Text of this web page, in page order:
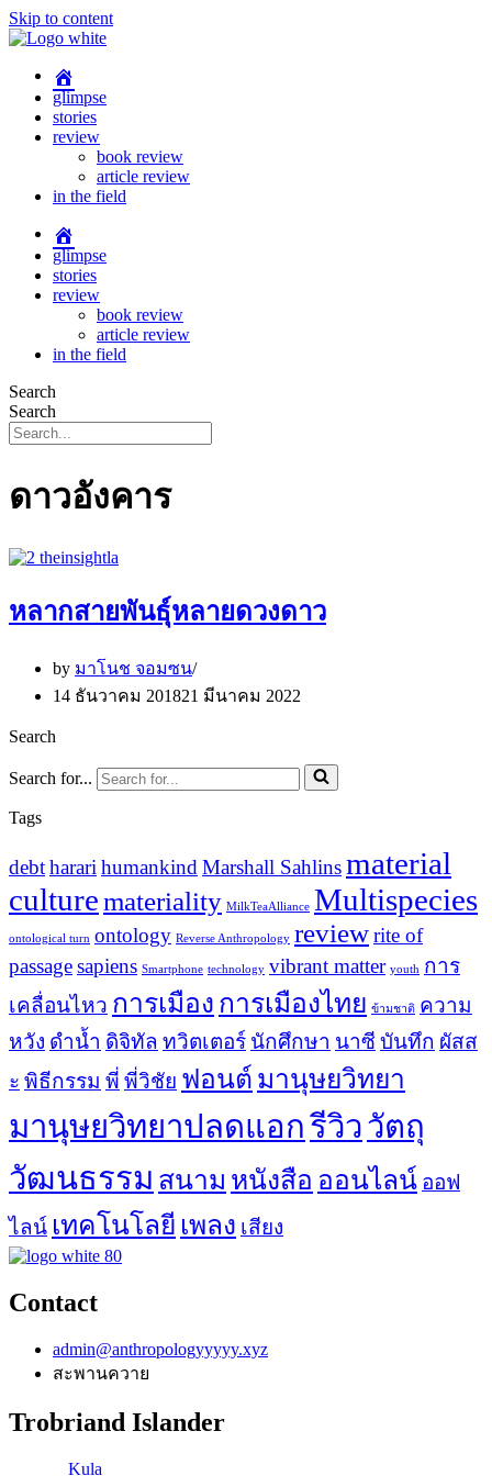
Skip to content
glimpse
stories
review
book review
article review
in the field
glimpse
stories
review
book review
article review
in the field
Search
Search
ดาวอังคาร
หลากสายพันธุ์หลายดวงดาว
by มาโนช จอมซน
14 ธันวาคม 201821 มีนาคม 2022
Search
Search for...
Tags
debtharari humankind Marshall Sahlinsmaterial
culturemateriality MilkTeaAlliance Multispecies
ontological turn ontology Reverse Anthropology reviewrite of
passagesapiens Smartphone technology vibrant matter youth การ
เคลื่อนไหว การเมือง การเมืองไทย ข้ามชาติ ความ
หวัง ดำน้ำ ดิจิทัล ทวิตเตอร์ นักศึกษา นาซี บันทึก ผัสส
ะ พิธีกรรม พี่ พี่วิชัย ฟอนต์ มานุษยวิทยา
มานุษยวิทยาปลดแอกรีวิววัตถุ
วัฒนธรรม สนาม หนังสือ ออนไลน์ ออฟ
ไลน์ เทคโนโลยี เพลง เสียง
Contact
admin@anthropologyyyyy.xyz
สะพานควาย
Trobriand Islander
Kula